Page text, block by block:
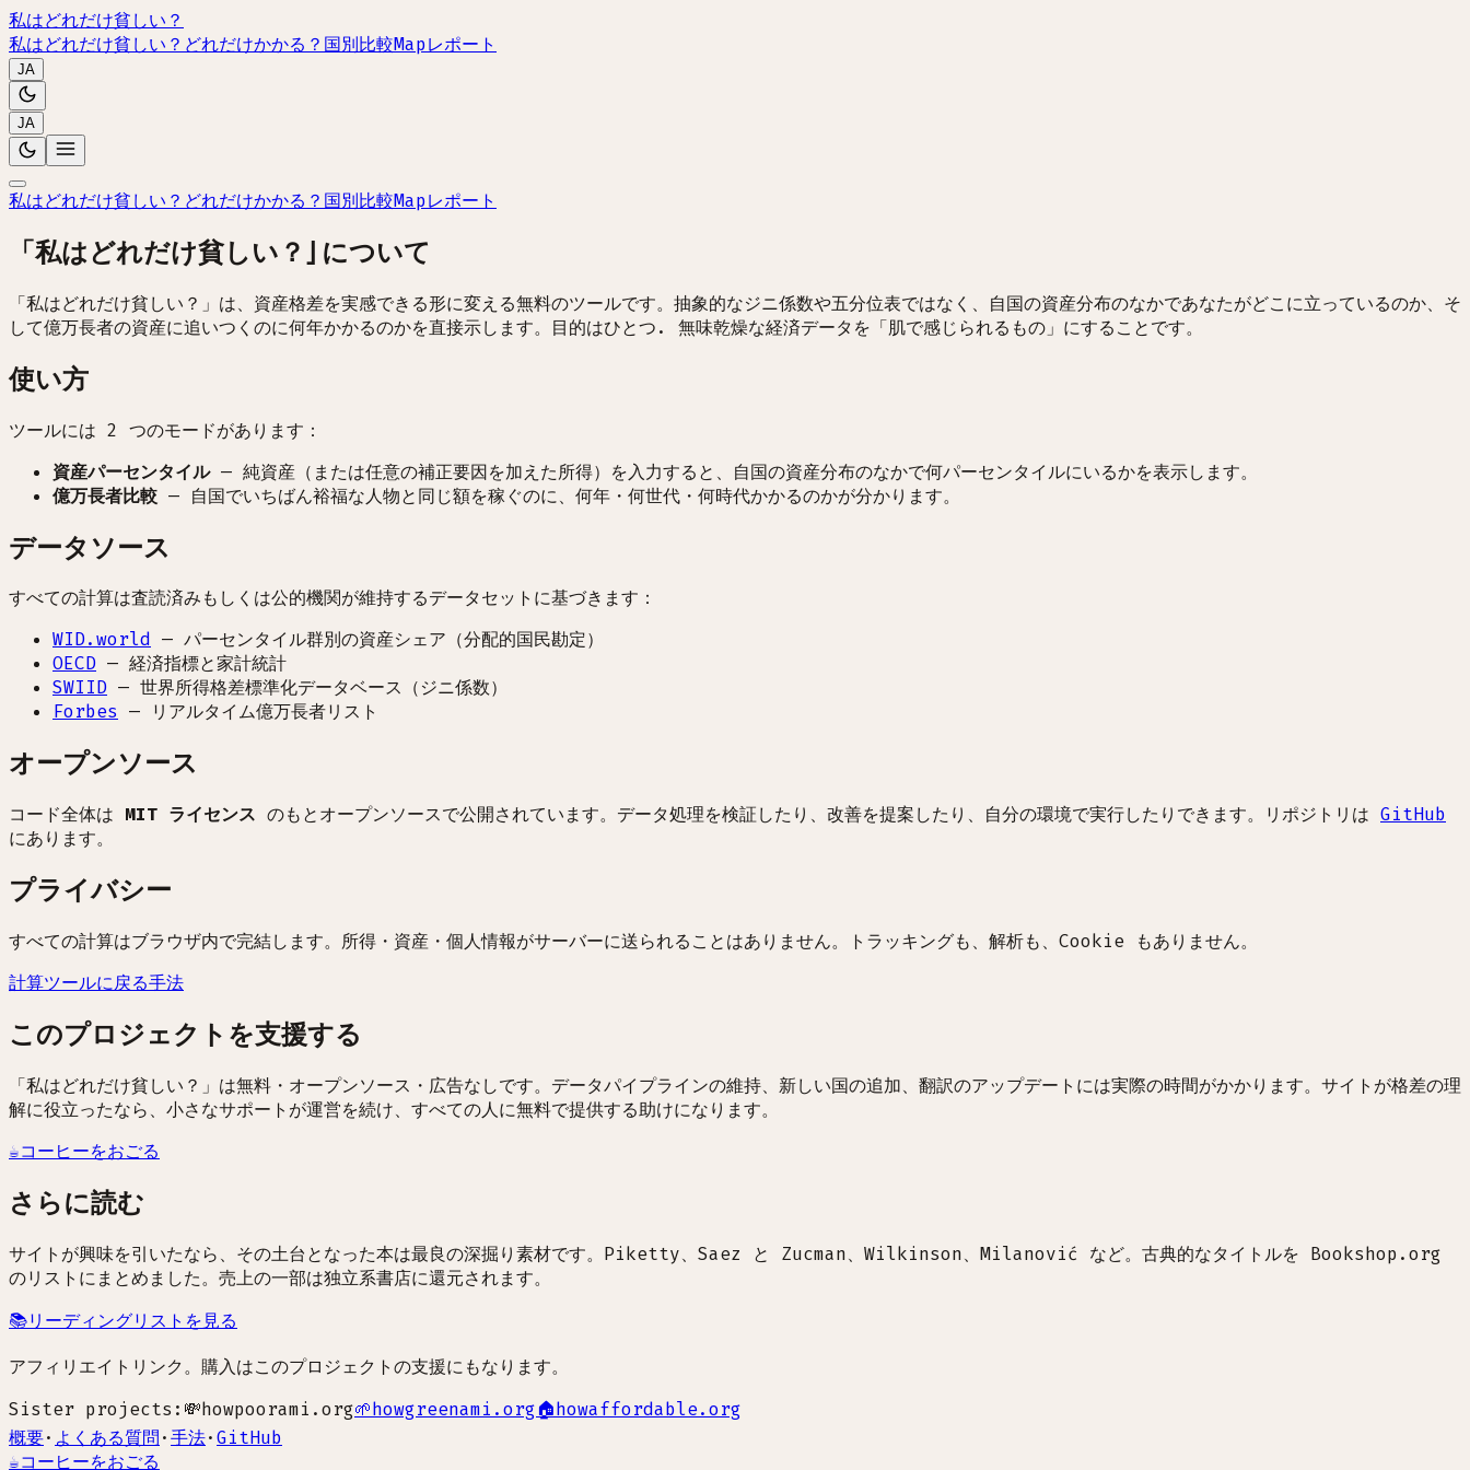
私はどれだけ貧しい？
私はどれだけ貧しい？ どれだけかかる？ 国別比較Mapレポート
JA
JA
私はどれだけ貧しい？ どれだけかかる？ 国別比較Mapレポート
「私はどれだけ貧しい？」について
「私はどれだけ貧しい？」は、資産格差を実感できる形に変える無料のツールです。抽象的なジニ係数や五分位表ではなく、自国の資産分布のなかであなたがどこに立っているのか、そ
して億万長者の資産に追いつくのに何年かかるのかを直接示します。目的はひとつ. 無味乾燥な経済データを「肌で感じられるもの」にすることです。
使い方
ツールには 2 つのモードがあります：
資産パーセンタイル— 純資産（または任意の補正要因を加えた所得）を入力すると、自国の資産分布のなかで何パーセンタイルにいるかを表示します。
億万長者比較 — 自国でいちばん裕福な人物と同じ額を稼ぐのに、何年・何世代・何時代かかるのかが分かります。
データソース
すべての計算は査読済みもしくは公的機関が維持するデータセットに基づきます：
WID.world — パーセンタイル群別の資産シェア（分配的国民勘定）
OECD — 経済指標と家計統計
SWIID — 世界所得格差標準化データベース（ジニ係数）
Forbes — リアルタイム億万長者リスト
オープンソース
コード全体は MIT ライセンス のもとオープンソースで公開されています。データ処理を検証したり、改善を提案したり、自分の環境で実行したりできます。リポジトリは GitHub
にあります。
プライバシー
すべての計算はブラウザ内で完結します。所得・資産・個人情報がサーバーに送られることはありません。トラッキングも、解析も、Cookie もありません。
計算ツールに戻る手法
このプロジェクトを支援する
「私はどれだけ貧しい？」は無料・オープンソース・広告なしです。データパイプラインの維持、新しい国の追加、翻訳のアップデートには実際の時間がかかります。サイトが格差の理
解に役立ったなら、小さなサポートが運営を続け、すべての人に無料で提供する助けになります。
☕コーヒーをおごる
さらに読む
サイトが興味を引いたなら、その土台となった本は最良の深掘り素材です。Piketty、Saez と Zucman、Wilkinson、Milanović など。古典的なタイトルを Bookshop.org
のリストにまとめました。売上の一部は独立系書店に還元されます。
📚リーディングリストを見る
アフィリエイトリンク。購入はこのプロジェクトの支援にもなります。
Sister projects: 💸howpoorami.org🌱howgreenami.org🏠howaffordable.org
概要· よくある質問·手法·GitHub
☕コーヒーをおごる